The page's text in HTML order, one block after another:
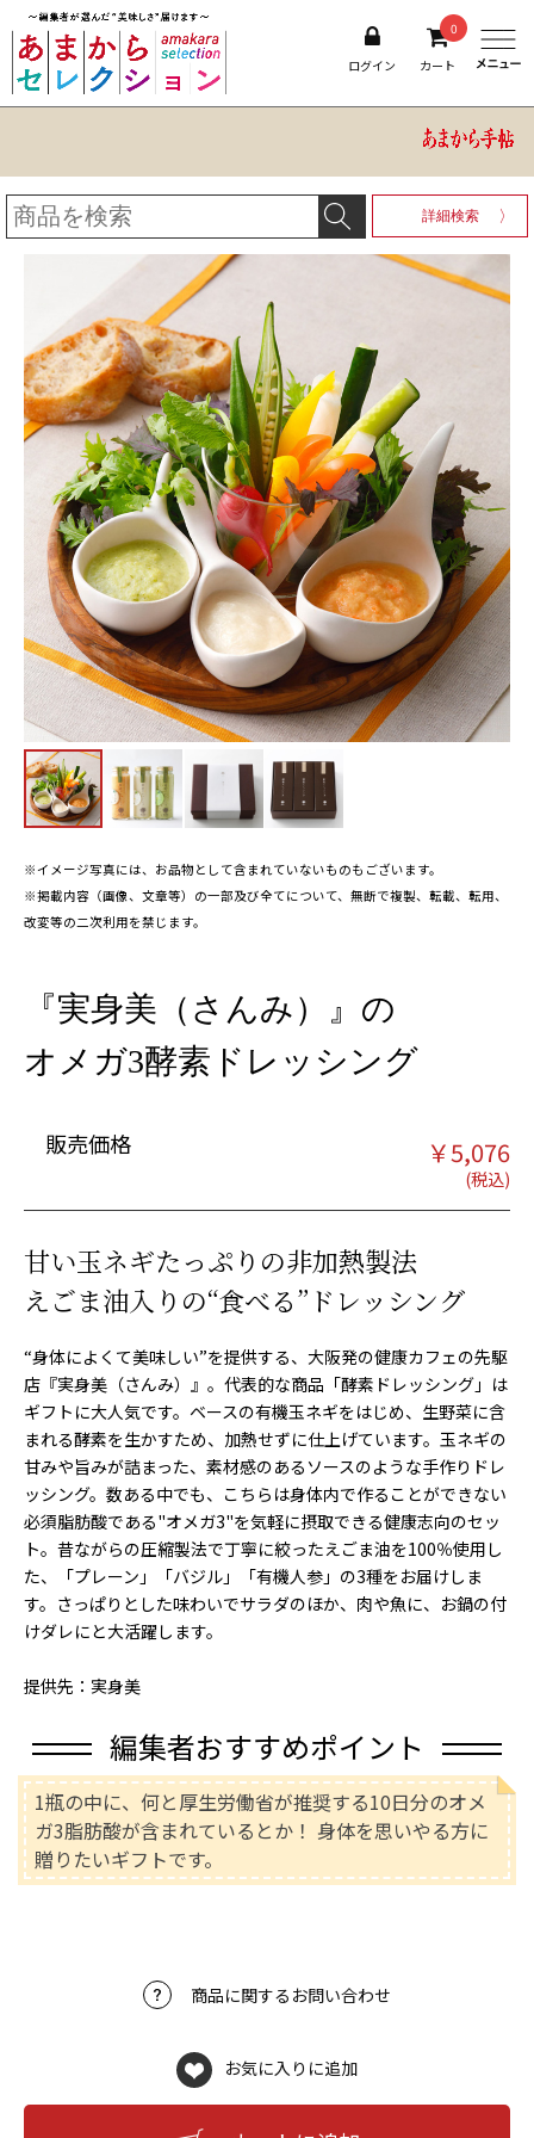
ログイン
0
カート
詳細検索
※イメージ写真には、お品物として含まれていないものもございます。
※掲載内容（画像、文章等）の一部及び全てについて、無断で複製、転載、転用、
改変等の二次利用を禁じます。
『実身美（さんみ）』の
オメガ3酵素ドレッシング
販売価格 ￥5,076
甘い玉ネギたっぷりの非加熱製法
えごま油入りの“食べる”ドレッシング
“身体によくて美味しい”を提供する、大阪発の健康カフェの先駆
店『実身美（さんみ）』。代表的な商品「酵素ドレッシング」は
ギフトに大人気です。ベースの有機玉ネギをはじめ、生野菜に含
まれる酵素を生かすため、加熱せずに仕上げています。玉ネギの
甘みや旨みが詰まった、素材感のあるソースのような手作りドレ
ッシング。数ある中でも、こちらは身体内で作ることができない
必須脂肪酸である"オメガ3"を気軽に摂取できる健康志向のセッ
ト。昔ながらの圧縮製法で丁寧に絞ったえごま油を100％使用し
た、「プレーン」「バジル」「有機人参」の3種をお届けしま
す。さっぱりとした味わいでサラダのほか、肉や魚に、お鍋の付
けダレにと大活躍します。
提供先：実身美
編集者おすすめポイント
1瓶の中に、何と厚生労働省が推奨する10日分のオメ
ガ3脂肪酸が含まれているとか！ 身体を思いやる方に
贈りたいギフトです。
商品に関するお問い合わせ
お気に入りに追加